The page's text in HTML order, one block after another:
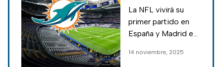
NFL en Madrid
entre Dolphins
La NFL vivirá su
primer partido en
España y Madrid en
Bernabéu, será la
14 noviembre, 2025